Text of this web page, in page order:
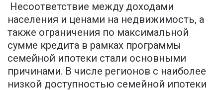
Несоответствие между доходами
населения и ценами на недвижимость, а
также ограничения по максимальной
сумме кредита в рамках программы
семейной ипотеки стали основными
причинами. В числе регионов с наиболее
низкой доступностью семейной ипотеки